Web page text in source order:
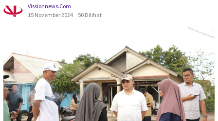
Vissionnews.com
15 November 2024
50 Dilihat